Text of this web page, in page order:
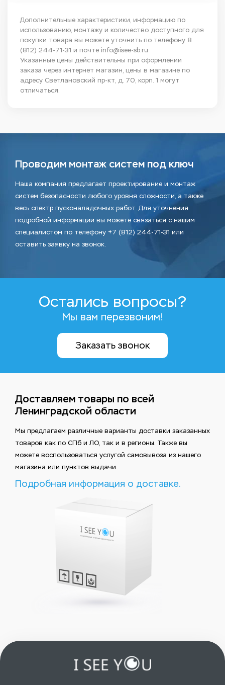
Дополнительные характеристики, информацию по
использованию, монтажу и количество доступного для
покупки товара вы можете уточнить по телефону 8
(812) 244-71-31 и почте info@isee-sb.ru
Указанные цены действительны при оформлении
заказа через интернет магазин, цены в магазине по
адресу Светлановский пр-кт, д. 70, корп. 1 могут
отличаться.
Проводим монтаж систем под ключ
Наша компания предлагает проектирование и монтаж
систем безопасности любого уровня сложности, а также
весь спектр пусконаладочных работ. Для уточнения
подробной информации вы можете связаться с нашим
специалистом по телефону +7 (812) 244-71-31 или
оставить заявку на звонок.
Остались вопросы?
Мы вам перезвоним!
Заказать звонок
Доставляем товары по всей
Ленинградской области
Мы предлагаем различные варианты доставки заказанных
товаров как по СПб и ЛО, так и в регионы. Также вы
можете воспользоваться услугой самовывоза из нашего
магазина или пунктов выдачи.
Подробная информация о доставке.